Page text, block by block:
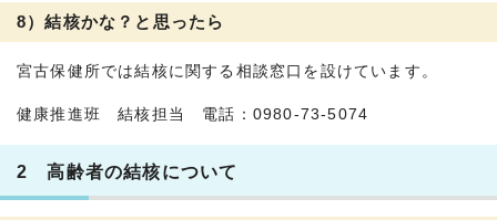
8）結核かな？と思ったら
宮古保健所では結核に関する相談窓口を設けています。
健康推進班 結核担当 電話：0980-73-5074
2 高齢者の結核について